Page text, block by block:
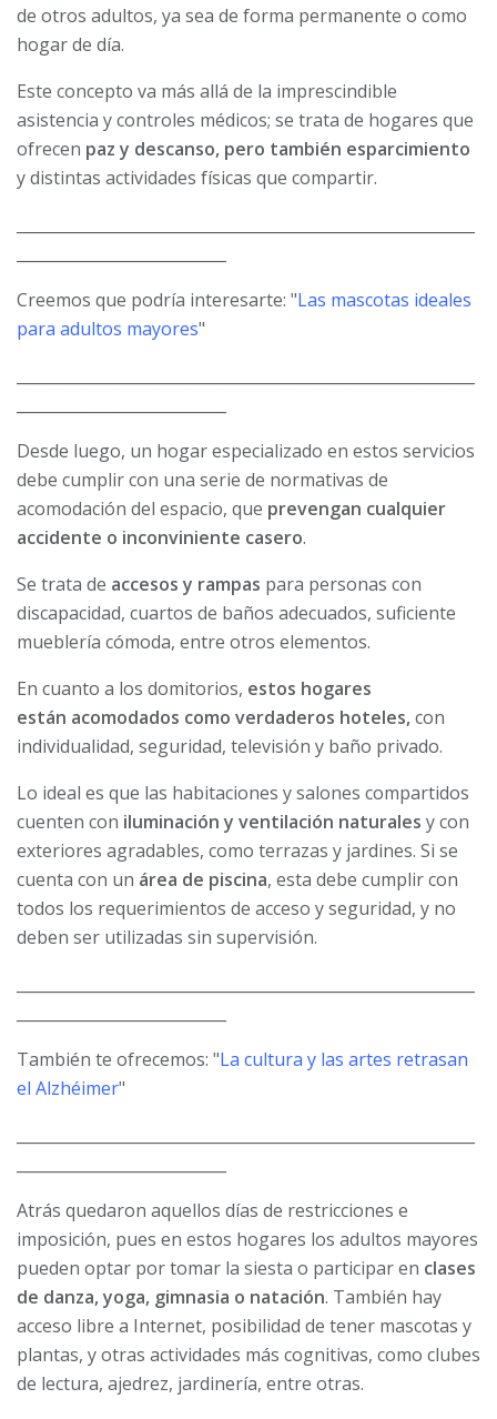
de otros adultos, ya sea de forma permanente o como
hogar de día.
Este concepto va más allá de la imprescindible
asistencia y controles médicos; se trata de hogares que
ofrecen paz y descanso, pero también esparcimiento
y distintas actividades físicas que compartir.
Creemos que podría interesarte: "Las mascotas ideales
para adultos mayores"
Desde luego, un hogar especializado en estos servicios
debe cumplir con una serie de normativas de
acomodación del espacio, que prevengan cualquier
accidente o inconviniente casero.
Se trata de accesos y rampas para personas con
discapacidad, cuartos de baños adecuados, suficiente
mueblería cómoda, entre otros elementos.
En cuanto a los domitorios, estos hogares
están acomodados como verdaderos hoteles,con
individualidad, seguridad, televisión y baño privado.
Lo ideal es que las habitaciones y salones compartidos
cuenten con iluminación y ventilación naturales y con
exteriores agradables, como terrazas y jardines. Si se
cuenta con un área de piscina, esta debe cumplir con
todos los requerimientos de acceso y seguridad, y no
deben ser utilizadas sin supervisión.
También te ofrecemos: "La cultura y las artes retrasan
el Alzhéimer"
Atrás quedaron aquellos días de restricciones e
imposición, pues en estos hogares los adultos mayores
pueden optar por tomar la siesta o participar en clases
de danza, yoga, gimnasia o natación. También hay
acceso libre a Internet, posibilidad de tener mascotas y
plantas, y otras actividades más cognitivas, como clubes
de lectura, ajedrez, jardinería, entre otras.